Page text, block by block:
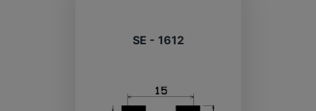
SE - 1612